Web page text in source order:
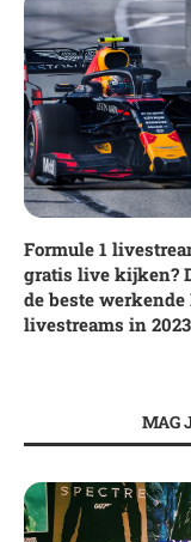
Formule 1
gratis live kijken?
de beste werkende
livestreams in
MAG